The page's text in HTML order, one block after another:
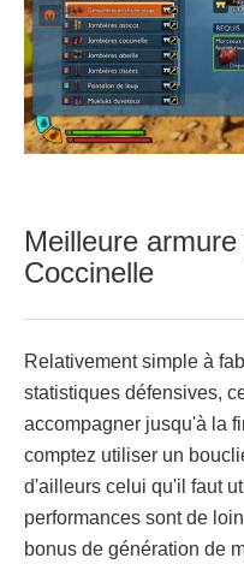
Meilleure
Coccinelle
Relativement simple à
statistiques défensives,
accompagner jusqu'à la
comptez utiliser un
d'ailleurs celui qu'il faut
performances sont de
bonus de génération de